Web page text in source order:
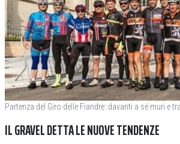
Partenza del Giro delle Fiandre: davanti a sé muri e
IL GRAVEL DETTA LE NUOVE TENDENZE